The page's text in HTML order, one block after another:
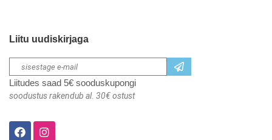
Liitu uudiskirjaga
Liitudes saad 5€ sooduskupongi
soodustus rakendub al. 30€ ostust